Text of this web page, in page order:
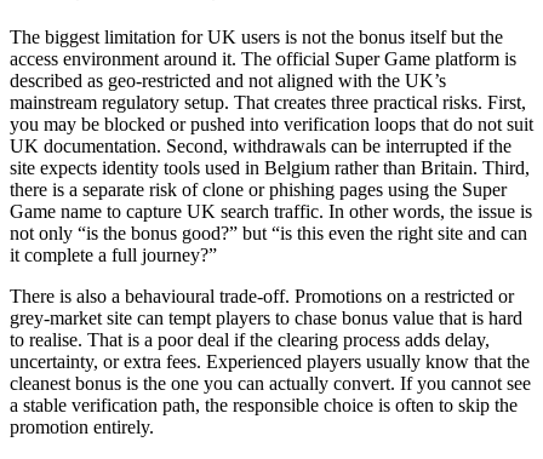
The biggest limitation for UK users is not the bonus itself but the
access environment around it. The official Super Game platform is
described as geo-restricted and not aligned with the UK’s
mainstream regulatory setup. That creates three practical risks. First,
you may be blocked or pushed into verification loops that do not suit
UK documentation. Second, withdrawals can be interrupted if the
site expects identity tools used in Belgium rather than Britain. Third,
there is a separate risk of clone or phishing pages using the Super
Game name to capture UK search traffic. In other words, the issue is
not only “is the bonus good?” but “is this even the right site and can
it complete a full journey?”
There is also a behavioural trade-off. Promotions on a restricted or
grey-market site can tempt players to chase bonus value that is hard
to realise. That is a poor deal if the clearing process adds delay,
uncertainty, or extra fees. Experienced players usually know that the
cleanest bonus is the one you can actually convert. If you cannot see
a stable verification path, the responsible choice is often to skip the
promotion entirely.